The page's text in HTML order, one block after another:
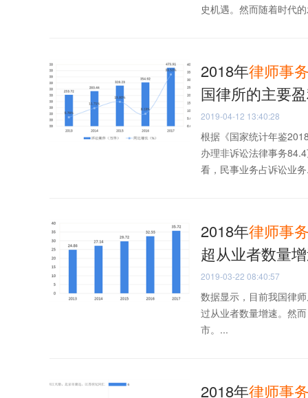
史机遇。然而随着时代
2018年律师事
国律所的主要
2019-04-12 13:40:28
根据《国家统计年鉴
办理非诉讼法律事务
看，民事业务占诉讼业
2018年律师事
超从业者数量
2019-03-22 08:40:57
数据显示，目前我国律
过从业者数量增速。然
市。...
2018年律师事